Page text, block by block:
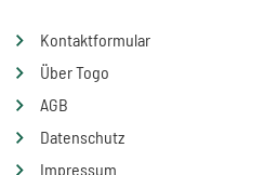
Kontaktformular
Über Togo
AGB
Datenschutz
Impressum